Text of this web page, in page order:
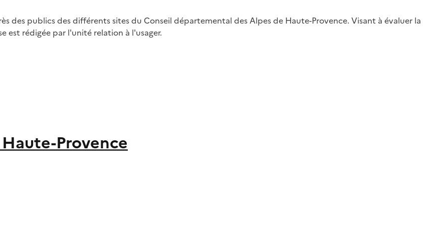
des publics des différents sites du Conseil départemental des Alpes de Haute-Provence. Visant à évaluer la
est rédigée par l'unité relation à l'usager.
Provence